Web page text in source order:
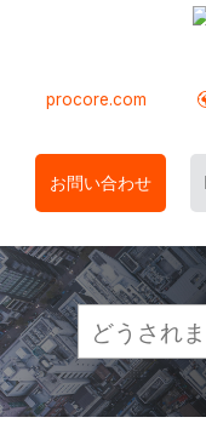
procore.com
お問い合わせ